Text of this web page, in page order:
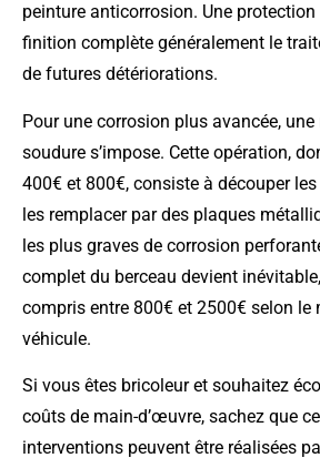
peinture anticorrosion. Une
finition complète généralement le
de futures détériorations.
Pour une corrosion plus avancée,
soudure s’impose. Cette opération,
400€ et 800€, consiste à découper
les remplacer par des plaques
les plus graves de corrosion
complet du berceau devient
compris entre 800€ et 2500€ selon le
véhicule.
Si vous êtes bricoleur et souhaitez
coûts de main-d’œuvre, sachez que
interventions peuvent être réalisées